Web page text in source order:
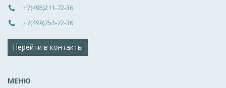
+7(495)211-72-36
+7(499)753-72-36
Перейти в контакты
МЕНЮ